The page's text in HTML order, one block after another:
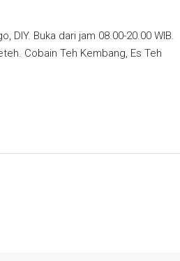
DIY. Buka dari jam 08.00-20.00 WIB.
Cobain Teh Kembang, Es Teh